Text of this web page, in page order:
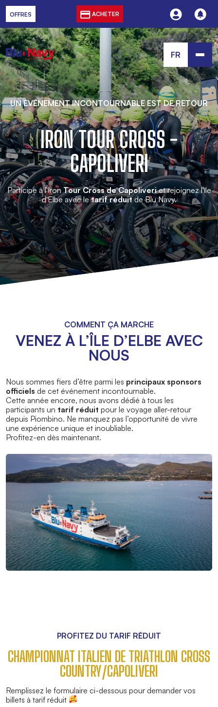
OFFRES ACHETER
FR
UN ÉVÉNEMENT INCONTOURNABLE EST DE RETOUR
IRON TOUR CROSS -
CAPOLIVERI
Participe à l'IronTour Cross de Capoliveriet rejoignez l'île
d'Elbe avec letarif réduitde Blu Navy.
COMMENT ÇA MARCHE
VENEZ À L’ÎLE D’ELBE AVEC
NOUS
Nous sommes fiers d’être parmi les principaux sponsors
officiels de cet événement incontournable.
Cette année encore, nous avons dédié à tous les
participants un tarif réduit pour le voyage aller-retour
depuis Piombino. Ne manquez pas l’opportunité de vivre
une expérience unique et inoubliable.
Profitez-en dès maintenant.
PROFITEZ DU TARIF RÉDUIT
CHAMPIONNAT ITALIEN DE TRIATHLON CROSS
COUNTRY/CAPOLIVERI
Remplissez le formulaire ci-dessous pour demander vos
billets à tarif réduit